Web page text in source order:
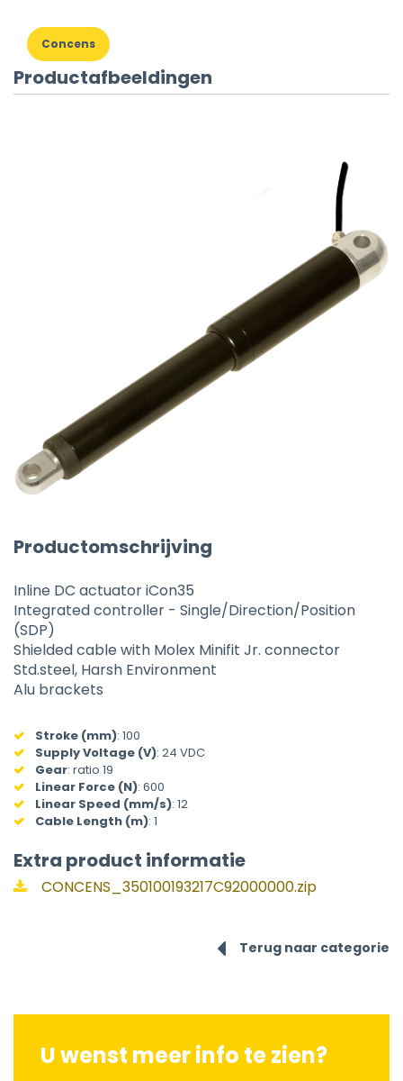
Concens
Productafbeeldingen
Productomschrijving
Inline DC actuator iCon35
Integrated controller - Single/Direction/Position
(SDP)
Shielded cable with Molex Minifit Jr. connector
Std.steel, Harsh Environment
Alu brackets
Stroke (mm): 100
Supply Voltage (V): 24 VDC
Gear: ratio 19
Linear Force (N): 600
Linear Speed (mm/s): 12
Cable Length (m): 1
Extra product informatie
CONCENS_350100193217C92000000.zip
Terug naar categorie
U wenst meer info te zien?